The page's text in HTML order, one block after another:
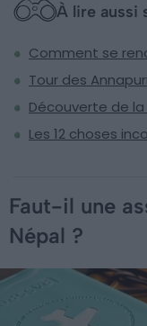
À lire aussi
Comment se
Tour des
Découverte de la
Les 12 choses
Faut-il une
Népal ?